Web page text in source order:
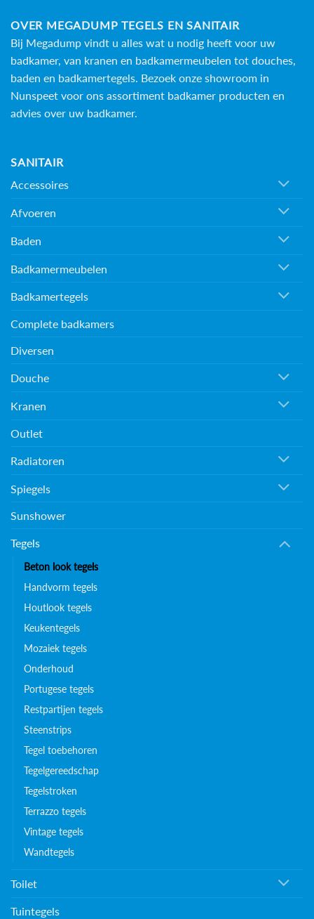
OVER MEGADUMP TEGELS EN SANITAIR
Bij Megadump vindt u alles wat u nodig heeft voor uw
badkamer, van kranen en badkamermeubelen tot douches,
baden en badkamertegels. Bezoek onze showroom in
Nunspeet voor ons assortiment badkamer producten en
advies over uw badkamer.
SANITAIR
Accessoires
Afvoeren
Baden
Badkamermeubelen
Badkamertegels
Complete badkamers
Diversen
Douche
Kranen
Outlet
Radiatoren
Spiegels
Sunshower
Tegels
Beton look tegels
Handvorm tegels
Houtlook tegels
Keukentegels
Mozaiek tegels
Onderhoud
Portugese tegels
Restpartijen tegels
Steenstrips
Tegel toebehoren
Tegelgereedschap
Tegelstroken
Terrazzo tegels
Vintage tegels
Wandtegels
Toilet
Tuintegels